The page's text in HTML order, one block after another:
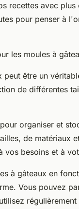
recettes avec
pour penser à
les moules à
peut être un
de différentes
organiser et
de matériaux
besoins et à
à gâteaux en
Vous pouvez